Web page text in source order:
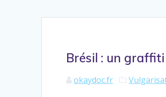
Brésil : un
okaydoc.fr